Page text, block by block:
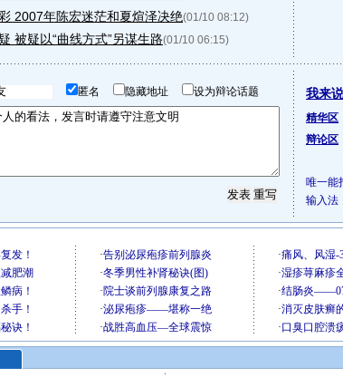
2007年陈宏迷茫和夏煊泽决绝(01/10 08:12)
被疑以“曲线方式”另谋生路(01/10 06:15)
匿名 隐藏地址 设为辩论话题 我来
精华区
辩论区
唯一能
输入法